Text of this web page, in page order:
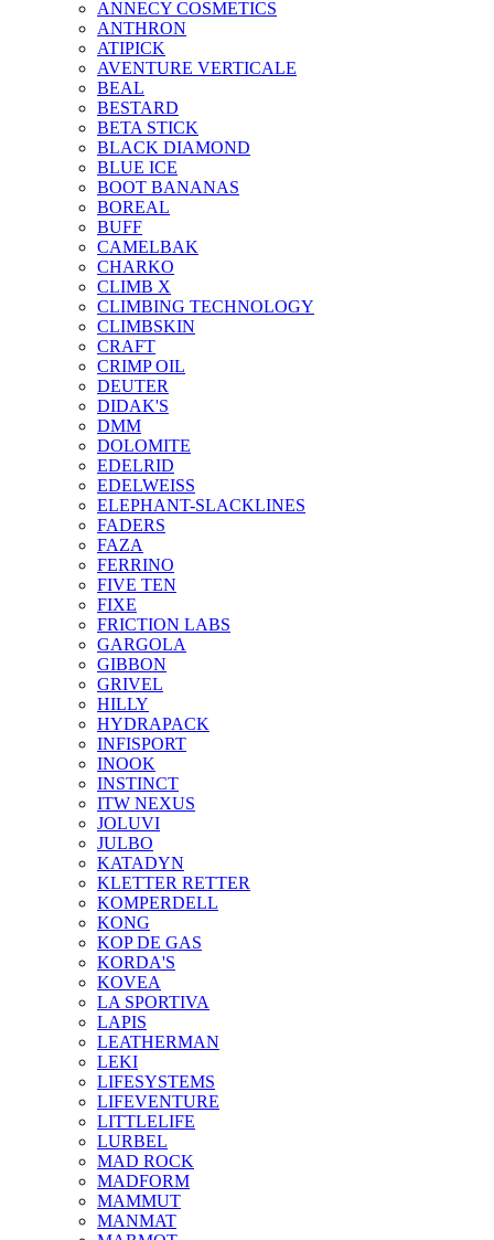
ANNECY COSMETICS
ANTHRON
ATIPICK
AVENTURE VERTICALE
BEAL
BESTARD
BETA STICK
BLACK DIAMOND
BLUE ICE
BOOT BANANAS
BOREAL
BUFF
CAMELBAK
CHARKO
CLIMB X
CLIMBING TECHNOLOGY
CLIMBSKIN
CRAFT
CRIMP OIL
DEUTER
DIDAK'S
DMM
DOLOMITE
EDELRID
EDELWEISS
ELEPHANT-SLACKLINES
FADERS
FAZA
FERRINO
FIVE TEN
FIXE
FRICTION LABS
GARGOLA
GIBBON
GRIVEL
HILLY
HYDRAPACK
INFISPORT
INOOK
INSTINCT
ITW NEXUS
JOLUVI
JULBO
KATADYN
KLETTER RETTER
KOMPERDELL
KONG
KOP DE GAS
KORDA'S
KOVEA
LA SPORTIVA
LAPIS
LEATHERMAN
LEKI
LIFESYSTEMS
LIFEVENTURE
LITTLELIFE
LURBEL
MAD ROCK
MADFORM
MAMMUT
MANMAT